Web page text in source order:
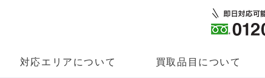
対応エリアについて 買取品⽬について